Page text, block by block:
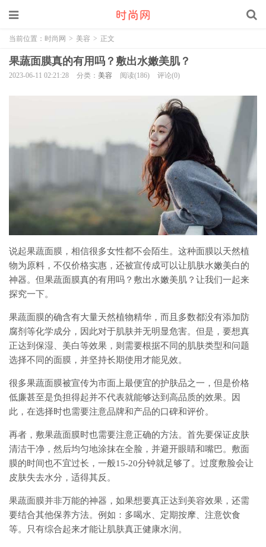
当前位置： 时尚网 > 美容 > 正文
果蔬面膜真的有用吗？敷出水嫩美肌？
2023-06-11 02:21:28 分类： 美容 阅读(186) 评论(0)
说起果蔬面膜，相信很多女性都不会陌生。这种面膜以天然植
物为原料，不仅价格实惠，还被宣传成可以让肌肤水嫩美白的
神器。但果蔬面膜真的有用吗？敷出水嫩美肌？让我们一起来
探究一下。
果蔬面膜的确含有大量天然植物精华，而且多数都没有添加防
腐剂等化学成分，因此对于肌肤并无明显危害。但是，要想真
正达到保湿、美白等效果，则需要根据不同的肌肤类型和问题
选择不同的面膜，并坚持长期使用才能见效。
很多果蔬面膜被宣传为市面上最便宜的护肤品之一，但是价格
低廉甚至是负担得起并不代表就能够达到高品质的效果。因
此，在选择时也需要注意品牌和产品的口碑和评价。
再者，敷果蔬面膜时也需要注意正确的方法。首先要保证皮肤
清洁干净，然后均匀地涂抹在全脸，并避开眼睛和嘴巴。敷面
膜的时间也不宜过长，一般15-20分钟就足够了。过度敷脸会让
皮肤失去水分，适得其反。
果蔬面膜并非万能的神器，如果想要真正达到美容效果，还需
要结合其他保养方法。例如：多喝水、定期按摩、注意饮食
等。只有综合起来才能让肌肤真正健康水润。